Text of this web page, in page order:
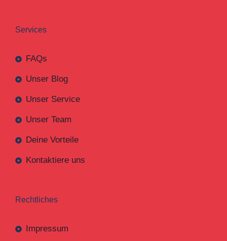
Services
FAQs
Unser Blog
Unser Service
Unser Team
Deine Vorteile
Kontaktiere uns
Rechtliches
Impressum